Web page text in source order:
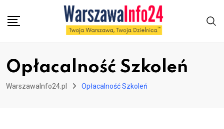
Opłacalność Szkoleń
WarszawaInfo24.pl Opłacalność Szkoleń